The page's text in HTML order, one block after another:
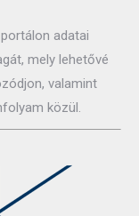
adatai
mely lehetővé
valamint
közül.